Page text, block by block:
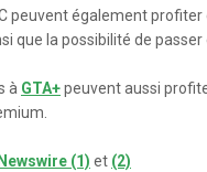
peuvent également
que la possibilité de
à GTA+peuvent aussi
(1) et (2)